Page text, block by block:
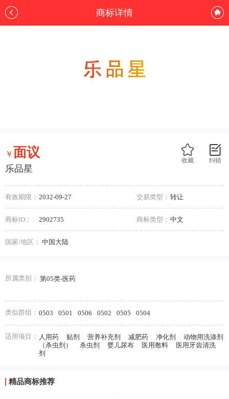
商标详情
纠错
收藏
￥面议
乐品星
有效期限： 2032-09-27 交易类型： 转让
商标ID： 2902735 商标类型： 中文
国家/地区： 中国大陆
所属类别： 第05类-医药
类似群组： 0503 0501 0506 0502 0505 0504
适用项目： 人用药 贴剂 营养补充剂 减肥药 净化剂
动物用洗涤剂
（杀虫剂）
杀虫剂 婴儿尿布 医用敷料
医用牙齿清洗
剂
精品商标推荐